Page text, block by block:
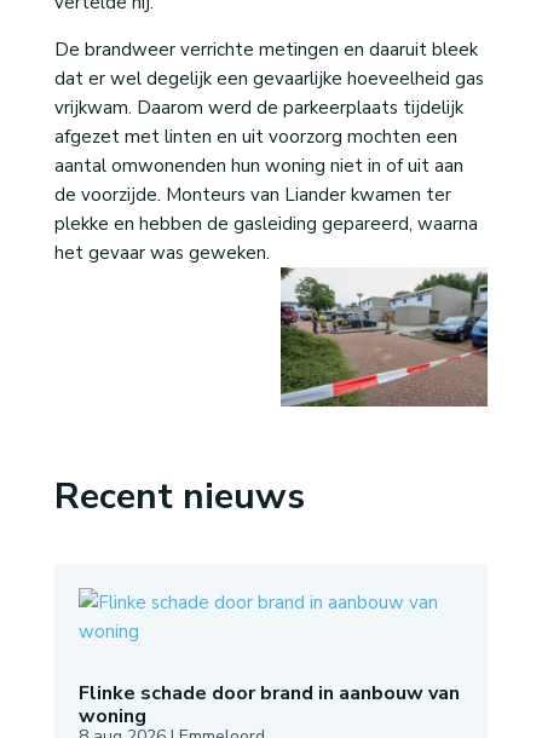
De brandweer verrichte metingen en daaruit bleek
dat er wel degelijk een gevaarlijke hoeveelheid gas
vrijkwam. Daarom werd de parkeerplaats tijdelijk
afgezet met linten en uit voorzorg mochten een
aantal omwonenden hun woning niet in of uit aan
de voorzijde. Monteurs van Liander kwamen ter
plekke en hebben de gasleiding gepareerd, waarna
het gevaar was geweken.
Recent nieuws
Flinke schade door brand in aanbouw van
woning